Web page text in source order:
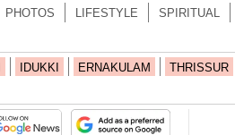
PHOTOS LIFESTYLE SPIRITUAL
IDUKKI ERNAKULAM THRISSUR